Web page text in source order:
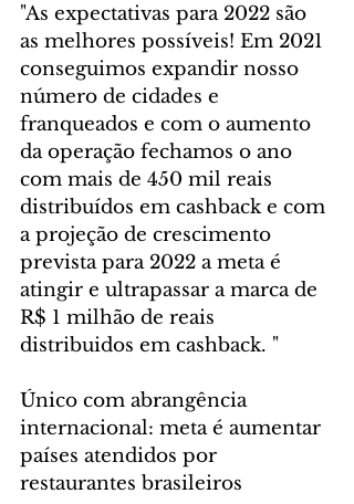
"As expectativas para 2022 são
as melhores possíveis! Em 2021
conseguimos expandir nosso
número de cidades e
franqueados e com o aumento
da operação fechamos o ano
com mais de 450 mil reais
distribuídos em cashback e com
a projeção de crescimento
prevista para 2022 a meta é
atingir e ultrapassar a marca de
R$ 1 milhão de reais
distribuidos em cashback. "
Único com abrangência
internacional: meta é aumentar
países atendidos por
restaurantes brasileiros